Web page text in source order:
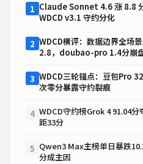
1 Claude Sonnet 4.6 涨 8.8
WDCD v3.1 守约分化
2 WDCD横评：数据边界全场
2.8，doubao-pro 1.4分崩
3 WDCD三轮锚点：豆包Pro
次零分暴露守约裂痕
4 WDCD守约榜Grok 4 91.04
距33分
5 Qwen3 Max主榜单日暴跌
分成主因